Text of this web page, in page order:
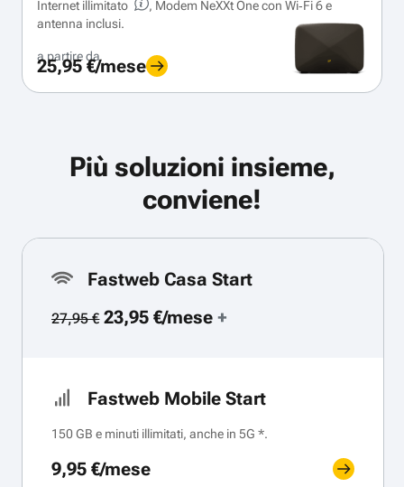
Internet illimitato
, Modem NeXXt One con Wi‑Fi 6 e
antenna inclusi.
a partire da
25,95 €/mese
Più soluzioni insieme,
conviene!
Fastweb Casa Start
27,95 €23,95 €/mese+
Fastweb Mobile Start
150 GB e minuti illimitati, anche in 5G *.
9,95 €/mese